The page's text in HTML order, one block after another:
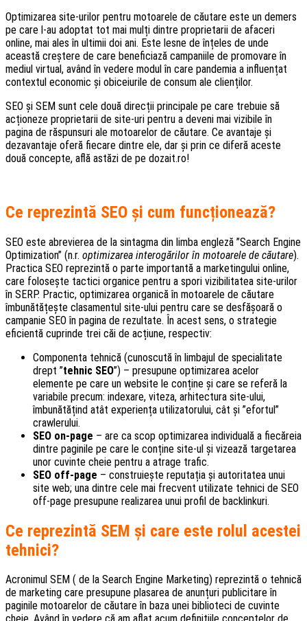
Optimizarea site-urilor pentru motoarele de căutare este un demers
pe care l-au adoptat tot mai mulți dintre proprietarii de afaceri
online, mai ales în ultimii doi ani. Este lesne de înțeles de unde
această creștere de care beneficiază campaniile de promovare în
mediul virtual, având în vedere modul în care pandemia a influențat
contextul economic și obiceiurile de consum ale clienților.
SEO și SEM sunt cele două direcții principale pe care trebuie să
acționeze proprietarii de site-uri pentru a deveni mai vizibile în
pagina de răspunsuri ale motoarelor de căutare. Ce avantaje și
dezavantaje oferă fiecare dintre ele, dar și prin ce diferă aceste
două concepte, află astăzi de pe dozait.ro!
Ce reprezintă SEO și cum funcționează?
SEO este abrevierea de la sintagma din limba engleză ”Search Engine
Optimization” (n.r. optimizarea interogărilor în motoarele de căutare).
Practica SEO reprezintă o parte importantă a marketingului online,
care folosește tactici organice pentru a spori vizibilitatea site-urilor
în SERP. Practic, optimizarea organică în motoarele de căutare
îmbunătățește clasamentul site-ului pentru care se desfășoară o
campanie SEO în pagina de rezultate. În acest sens, o strategie
eficientă cuprinde trei căi de acțiune, respectiv:
Componenta tehnică (cunoscută în limbajul de specialitate
drept ”tehnic SEO”) – presupune optimizarea acelor
elemente pe care un website le conține și care se referă la
variabile precum: indexare, viteza, arhitectura site-ului,
îmbunătățind atât experiența utilizatorului, cât și ”efortul”
crawlerului.
SEO on-page – are ca scop optimizarea individuală a fiecăreia
dintre paginile pe care le conține site-ul și vizează targetarea
unor cuvinte cheie pentru a atrage trafic.
SEO off-page – construiește reputația și autoritatea unui
site web; una dintre cele mai frecvent utilizate tehnici de SEO
off-page presupune realizarea unui profil de backlinkuri.
Ce reprezintă SEM și care este rolul acestei
tehnici?
Acronimul SEM ( de la Search Engine Marketing) reprezintă o tehnică
de marketing care presupune plasarea de anunțuri publicitare în
paginile motoarelor de căutare în baza unei biblioteci de cuvinte